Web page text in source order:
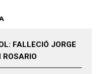
FALLECIÓ JORGE
ROSARIO